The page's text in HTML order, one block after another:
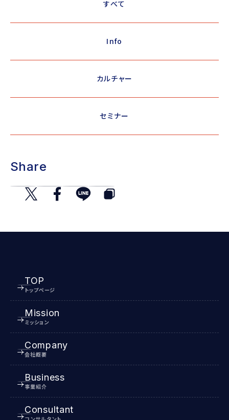
すべて
Info
カルチャー
セミナー
Share
TOP
トップページ
Mission
ミッション
Company
会社概要
Business
事業紹介
Consultant
コンサルタント